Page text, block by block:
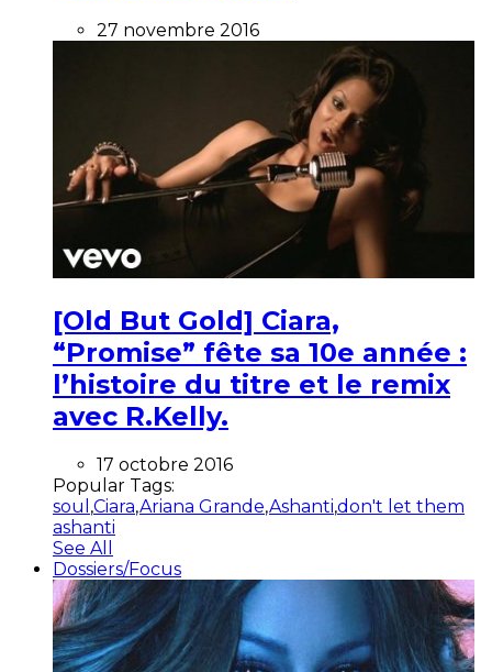
27 novembre 2016
[Old But Gold] Ciara,
“Promise” fête sa 10e année :
l’histoire du titre et le remix
avec R.Kelly.
17 octobre 2016
Popular Tags:
soul ,Ciara,Ariana Grande,Ashanti,don't let them
ashanti
See All
Dossiers/Focus